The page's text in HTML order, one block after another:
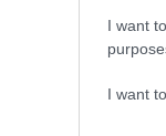
I want
I want